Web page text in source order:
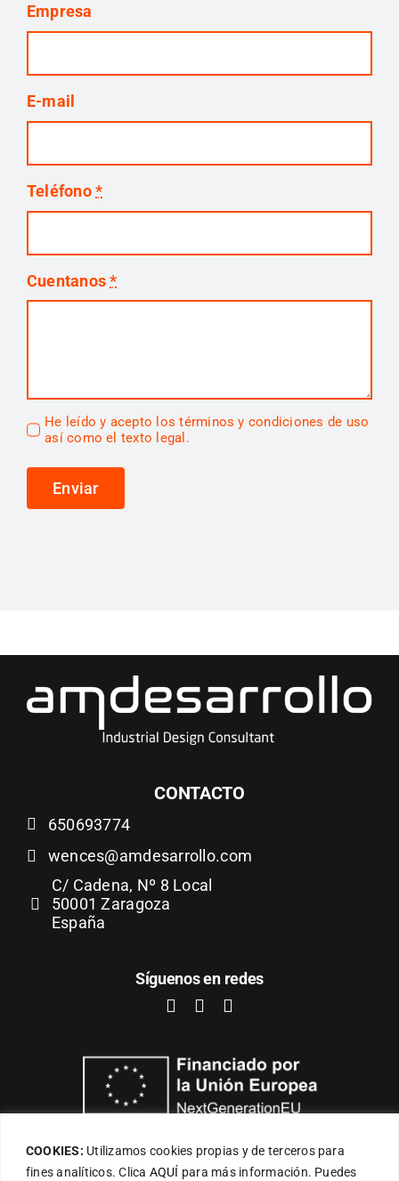
COOKIES: Utilizamos cookies propias y de terceros para
fines analíticos. Clica AQUÍ para más información. Puedes
Empresa
E-mail
Teléfono*
Cuentanos*
He leído y acepto lostérminos y condiciones de uso
así como el texto legal.
Enviar
CONTACTO
650693774
wences@amdesarrollo.com
C/ Cadena, Nº 8 Local
50001 Zaragoza
España
Síguenos en redes